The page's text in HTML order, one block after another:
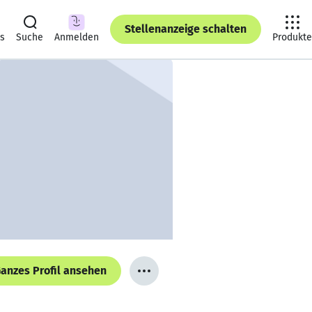
Suche Anmelden
Stellenanzeige schalten
Produkte
Profil ansehen